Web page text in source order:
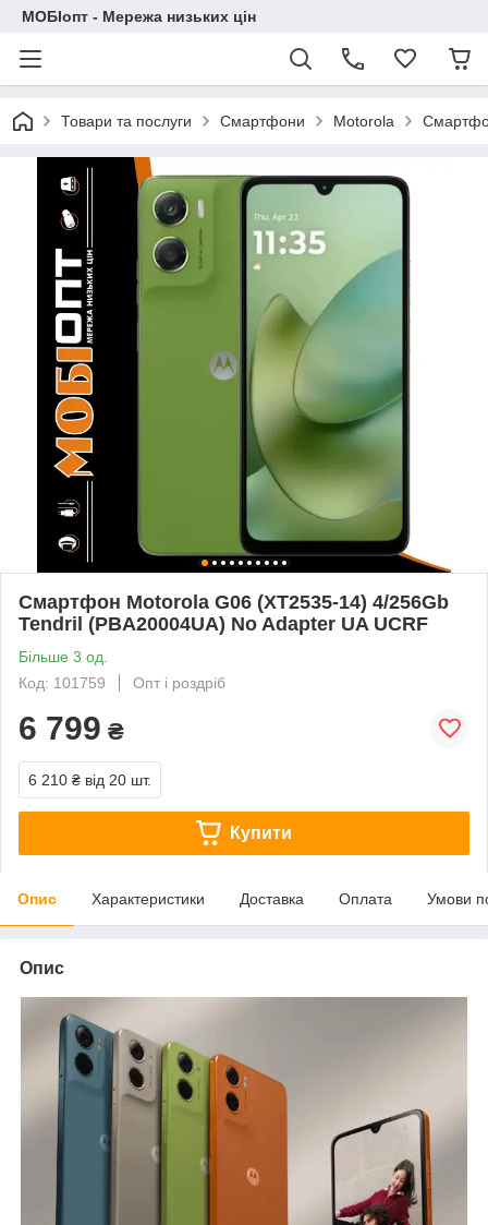
МОБІопт - Мережа низьких цін
Товари та послуги Смартфони Motorola
Смартфон Motorola G06 (XT2535-14) 4/256Gb
Tendril (PBA20004UA) No Adapter UA UCRF
Більше 3 од.
Код: 101759
Опт і роздріб
6 799 ₴
6 210 ₴ від 20 шт.
Купити
Опис Характеристики Доставка Оплата Умови
Опис